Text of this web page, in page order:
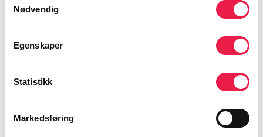
Nødvendig
Egenskaper
Statistikk
Markedsføring
Flere aktueltsaker